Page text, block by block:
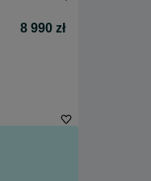
8 990 zł